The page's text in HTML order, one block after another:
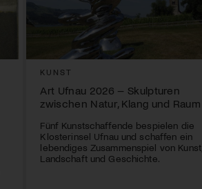
KUNST
Art Ufnau 2026 – Skulpturen
zwischen Natur, Klang und Raum
Fünf Kunstschaffende bespielen die
Klosterinsel Ufnau und schaffen ein
lebendiges Zusammenspiel von Kunst,
Landschaft und Geschichte.